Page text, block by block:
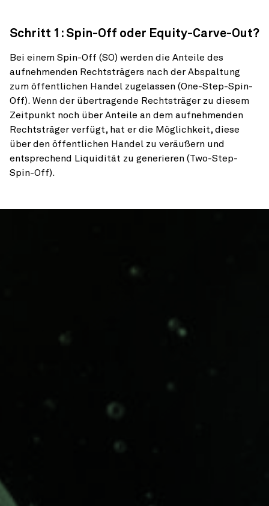
Schritt 1: Spin-Off oder Equity-Carve-Out?
Bei einem Spin-Off (SO) werden die Anteile des
aufnehmenden Rechtsträgers nach der Abspaltung
zum öffentlichen Handel zugelassen (One-Step-Spin-
Off). Wenn der übertragende Rechtsträger zu diesem
Zeitpunkt noch über Anteile an dem aufnehmenden
Rechtsträger verfügt, hat er die Möglichkeit, diese
über den öffentlichen Handel zu veräußern und
entsprechend Liquidität zu generieren (Two-Step-
Spin-Off).